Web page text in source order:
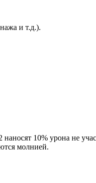
и т.д.).
10% урона не
молнией.